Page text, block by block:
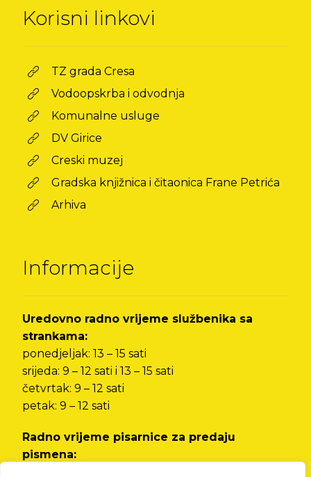
Korisni linkovi
TZ grada Cresa
Vodoopskrba i odvodnja
Komunalne usluge
DV Girice
Creski muzej
Gradska knjižnica i čitaonica Frane Petrića
Arhiva
Informacije
Uredovno radno vrijeme službenika sa
strankama:
ponedjeljak: 13 – 15 sati
srijeda: 9 – 12 sati i 13 – 15 sati
četvrtak: 9 – 12 sati
petak: 9 – 12 sati
Radno vrijeme pisarnice za predaju
pismena: